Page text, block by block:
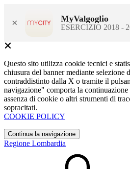
× MyValgoglio
ESERCIZIO 2018 -
Questo sito utilizza cookie tecnici e
chiusura del banner mediante selezione
contraddistinto dalla X o tramite il
navigazione" comporta la
assenza di cookie o altri strumenti di
sopracitati.
COOKIE POLICY
Continua la navigazione
Regione Lombardia